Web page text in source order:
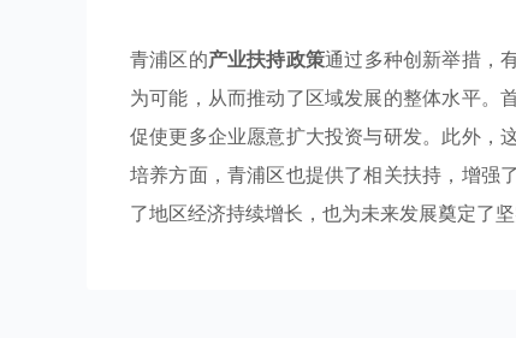
青浦区的产业扶持政策通过多种创新举措，
为可能，从而推动了区域发展的整体水平。
促使更多企业愿意扩大投资与研发。此外，
培养方面，青浦区也提供了相关扶持，增强
了地区经济持续增长，也为未来发展奠定了坚